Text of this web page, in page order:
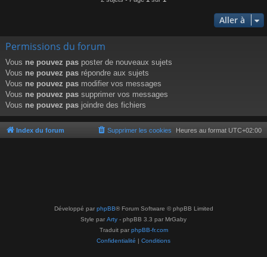
Aller à
Permissions du forum
Vous ne pouvez pas poster de nouveaux sujets
Vous ne pouvez pas répondre aux sujets
Vous ne pouvez pas modifier vos messages
Vous ne pouvez pas supprimer vos messages
Vous ne pouvez pas joindre des fichiers
Index du forum Heures au format UTC+02:00
Supprimer les cookies
Développé par phpBB® Forum Software © phpBB Limited
Style par Arty - phpBB 3.3 par MrGaby
Traduit par phpBB-fr.com
Confidentialité | Conditions